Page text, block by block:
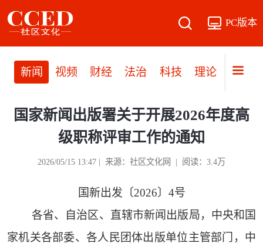
PC版本
新闻 视频 财经 法治 科技 理论 党建
国家新闻出版署关于开展2026年度高
级职称评审工作的通知
2026/05/15 13:47 | 来源：社区文化网 | 阅读：3.4万
国新出发〔2026〕4号
各省、自治区、直辖市新闻出版局，中央和国
家机关各部委、各人民团体出版单位主管部门，中